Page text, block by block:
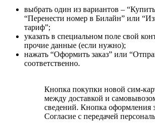
выбрать один из вариантов –
“Перенести номер в Билайн” или
тариф”;
указать в специальном поле свой
прочие данные (если нужно);
нажать “Оформить заказ” или
соответственно.
Кнопка покупки новой сим-
между доставкой и
сведений. Кнопка оформления
Согласие с передачей